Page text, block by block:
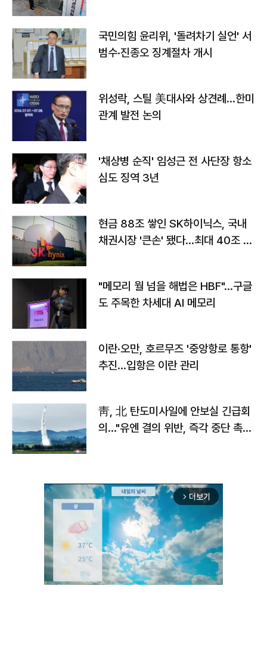
국민의힘 윤리위, '돌려차기 실언' 서
범수·진종오 징계절차 개시
위성락, 스틸 美대사와 상견례…한미
관계 발전 논의
'채상병 순직' 임성근 전 사단장 항소
심도 징역 3년
현금 88조 쌓인 SK하이닉스, 국내
채권시장 '큰손' 됐다…최대 40조 투
"메모리 월 넘을 해법은 HBF"…구글
도 주목한 차세대 AI 메모리
이란·오만, 호르무즈 '중앙항로 통항'
추진…입항은 이란 관리
靑, 北 탄도미사일에 안보실 긴급회
의…"유엔 결의 위반, 즉각 중단 촉
arrow_forward_ios 더보기